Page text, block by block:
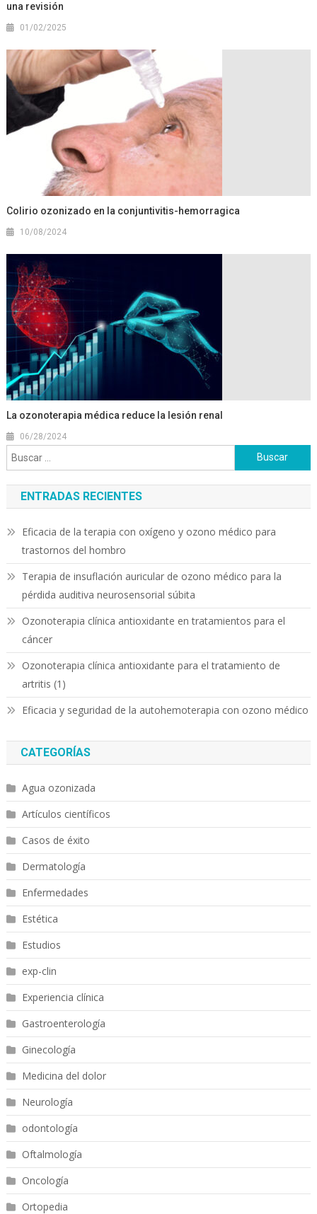
una revisión
01/02/2025
Colirio ozonizado en la conjuntivitis-hemorragica
10/08/2024
La ozonoterapia médica reduce la lesión renal
06/28/2024
Buscar:
ENTRADAS RECIENTES
Eficacia de la terapia con oxígeno y ozono médico para
trastornos del hombro
Terapia de insuflación auricular de ozono médico para la
pérdida auditiva neurosensorial súbita
Ozonoterapia clínica antioxidante en tratamientos para el
cáncer
Ozonoterapia clínica antioxidante para el tratamiento de
artritis (1)
Eficacia y seguridad de la autohemoterapia con ozono médico
CATEGORÍAS
Agua ozonizada
Artículos científicos
Casos de éxito
Dermatología
Enfermedades
Estética
Estudios
exp-clin
Experiencia clínica
Gastroenterología
Ginecología
Medicina del dolor
Neurología
odontología
Oftalmología
Oncología
Ortopedia